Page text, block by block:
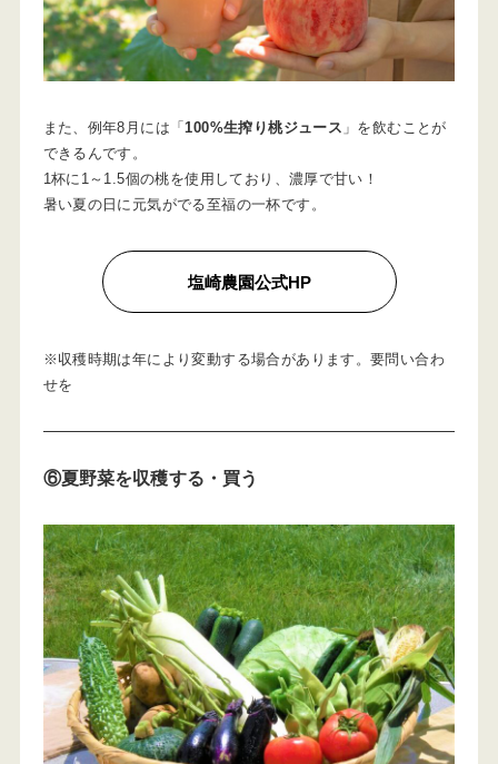
また、例年8月には「100%生搾り桃ジュース 」を飲むことが
できるんです。
1杯に1～1.5個の桃を使用しており、濃厚で甘い！
暑い夏の日に元気がでる至福の一杯です。
塩崎農園公式HP
※収穫時期は年により変動する場合があります。要問い合わ
せを
⑥夏野菜を収穫する ・買う